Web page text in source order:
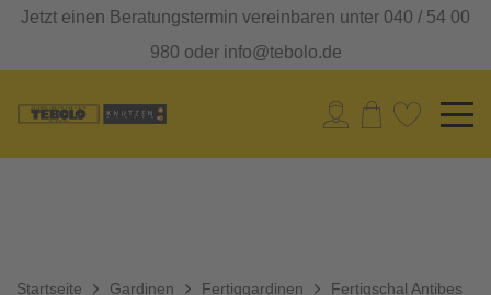
Jetzt einen Beratungstermin vereinbaren unter 040 / 54 00
980 oder info@tebolo.de
Startseite Gardinen
Fertiggardinen
Fertigschal Antibes